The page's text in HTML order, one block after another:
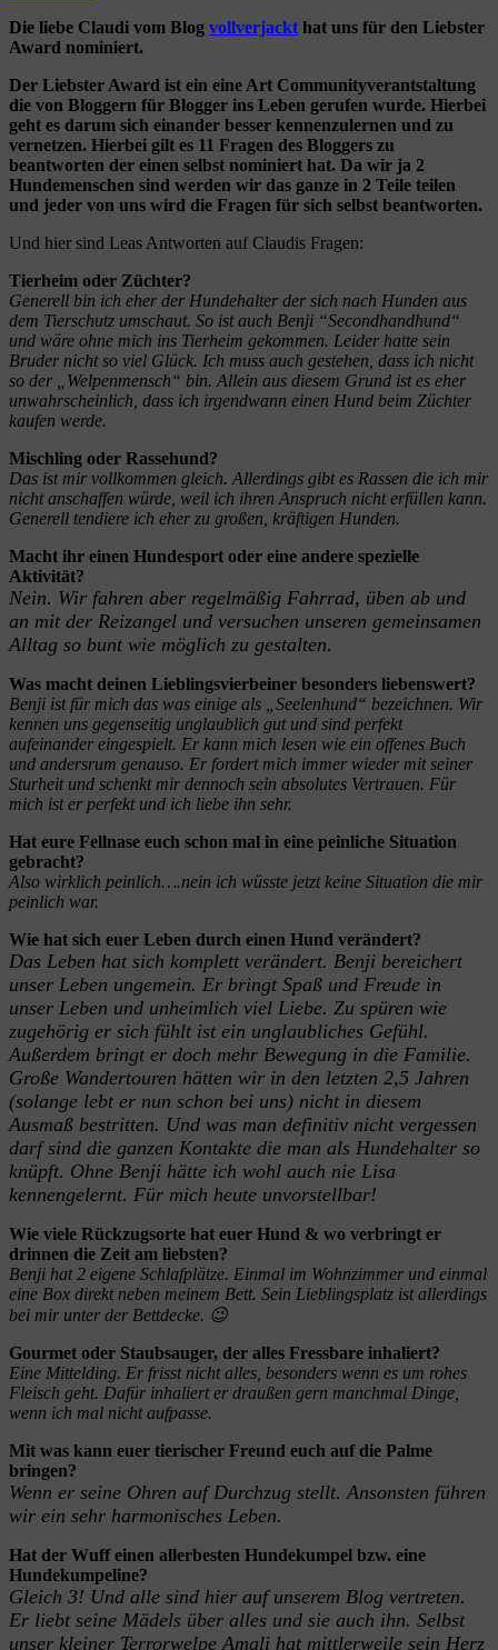
Die liebe Claudi vom Blog vollverjackt hat uns für den Liebster
Award nominiert.
Der Liebster Award ist ein eine Art Communityverantstaltung
die von Bloggern für Blogger ins Leben gerufen wurde. Hierbei
geht es darum sich einander besser kennenzulernen und zu
vernetzen. Hierbei gilt es 11 Fragen des Bloggers zu
beantworten der einen selbst nominiert hat. Da wir ja 2
Hundemenschen sind werden wir das ganze in 2 Teile teilen
und jeder von uns wird die Fragen für sich selbst beantworten.
Und hier sind Leas Antworten auf Claudis Fragen:
Tierheim oder Züchter?
Generell bin ich eher der Hundehalter der sich nach Hunden aus
dem Tierschutz umschaut. So ist auch Benji “Secondhandhund“
und wäre ohne mich ins Tierheim gekommen. Leider hatte sein
Bruder nicht so viel Glück. Ich muss auch gestehen, dass ich nicht
so der „Welpenmensch“ bin. Allein aus diesem Grund ist es eher
unwahrscheinlich, dass ich irgendwann einen Hund beim Züchter
kaufen werde.
Mischling oder Rassehund?
Das ist mir vollkommen gleich. Allerdings gibt es Rassen die ich mir
nicht anschaffen würde, weil ich ihren Anspruch nicht erfüllen kann.
Generell tendiere ich eher zu großen, kräftigen Hunden.
Macht ihr einen Hundesport oder eine andere spezielle
Aktivität?
Nein. Wir fahren aber regelmäßig Fahrrad, üben ab und
an mit der Reizangel und versuchen unseren gemeinsamen
Alltag so bunt wie möglich zu gestalten.
Was macht deinen Lieblingsvierbeiner besonders liebenswert?
Benji ist für mich das was einige als „Seelenhund“ bezeichnen. Wir
kennen uns gegenseitig unglaublich gut und sind perfekt
aufeinander eingespielt. Er kann mich lesen wie ein offenes Buch
und andersrum genauso. Er fordert mich immer wieder mit seiner
Sturheit und schenkt mir dennoch sein absolutes Vertrauen. Für
mich ist er perfekt und ich liebe ihn sehr.
Hat eure Fellnase euch schon mal in eine peinliche Situation
gebracht?
Also wirklich peinlich….nein ich wüsste jetzt keine Situation die mir
peinlich war.
Wie hat sich euer Leben durch einen Hund verändert?
Das Leben hat sich komplett verändert. Benji bereichert
unser Leben ungemein. Er bringt Spaß und Freude in
unser Leben und unheimlich viel Liebe. Zu spüren wie
zugehörig er sich fühlt ist ein unglaubliches Gefühl.
Außerdem bringt er doch mehr Bewegung in die Familie.
Große Wandertouren hätten wir in den letzten 2,5 Jahren
(solange lebt er nun schon bei uns) nicht in diesem
Ausmaß bestritten. Und was man definitiv nicht vergessen
darf sind die ganzen Kontakte die man als Hundehalter so
knüpft. Ohne Benji hätte ich wohl auch nie Lisa
kennengelernt. Für mich heute unvorstellbar!
Wie viele Rückzugsorte hat euer Hund & wo verbringt er
drinnen die Zeit am liebsten?
Benji hat 2 eigene Schlafplätze. Einmal im Wohnzimmer und einmal
eine Box direkt neben meinem Bett. Sein Lieblingsplatz ist allerdings
bei mir unter der Bettdecke. 😉
Gourmet oder Staubsauger, der alles Fressbare inhaliert?
Eine Mittelding. Er frisst nicht alles, besonders wenn es um rohes
Fleisch geht. Dafür inhaliert er draußen gern manchmal Dinge,
wenn ich mal nicht aufpasse.
Mit was kann euer tierischer Freund euch auf die Palme
bringen?
Wenn er seine Ohren auf Durchzug stellt. Ansonsten führen
wir ein sehr harmonisches Leben.
Hat der Wuff einen allerbesten Hundekumpel bzw. eine
Hundekumpeline?
Gleich 3! Und alle sind hier auf unserem Blog vertreten.
Er liebt seine Mädels über alles und sie auch ihn. Selbst
unser kleiner Terrorwelpe Amali hat mittlerweile sein Herz